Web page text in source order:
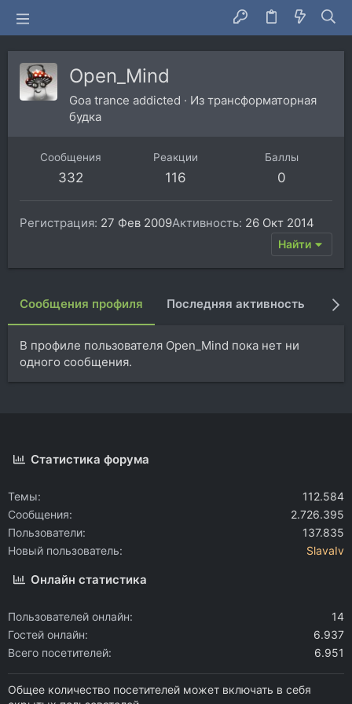
Open_Mind
Goa trance addicted · Из трансформаторная
будка
Сообщения
332
Реакции
116
Баллы
0
Регистрация 27 Фев 2009Активность 26 Окт 2014
Найти
Сообщения профиля Последняя активность
В профиле пользователя Open_Mind пока нет ни
одного сообщения.
Статистика форума
Темы
112.584
Сообщения
2.726.395
Пользователи
137.835
Новый пользователь
SlavaIv
Онлайн статистика
Пользователей онлайн
14
Гостей онлайн
6.937
Всего посетителей
6.951
Общее количество посетителей может включать в себя